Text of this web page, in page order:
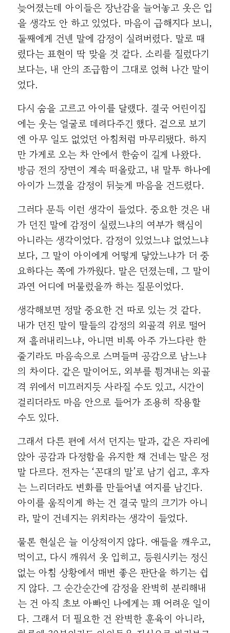
늦어졌는데 아이들은 장난감을 늘어놓고 옷은 입
을 생각도 안 하고 있었다. 마음이 급해지다 보니,
둘째에게 건넨 말에 감정이 실려버렸다. 말로 때
렸다는 표현이 딱 맞을 것 같다. 소리를 질렀다기
보다는, 내 안의 조급함이 그대로 얹혀 나간 말이
었다.
다시 숨을 고르고 아이를 달랬다. 결국 어린이집
에는 웃는 얼굴로 데려다주긴 했다. 겉으로 보기
엔 아무 일도 없었던 아침처럼 마무리됐다. 하지
만 가게로 오는 차 안에서 한숨이 길게 나왔다.
방금 전의 장면이 계속 떠올랐고, 내 말투 하나에
아이가 느꼈을 감정이 뒤늦게 마음을 건드렸다.
그러다 문득 이런 생각이 들었다. 중요한 것은 내
가 던진 말에 감정이 실렸느냐의 여부가 핵심이
아니라는 생각이었다. 감정이 있었느냐 없었느냐
보다, 그 말이 아이에게 어떻게 닿았느냐가 더 중
요하다는 쪽에 가까웠다. 말은 던졌는데, 그 말이
과연 어디에 머물렀을까 하는 질문이었다.
생각해보면 정말 중요한 건 따로 있는 것 같다.
내가 던진 말이 딸들의 감정의 외골격 위로 떨어
져 흘러내리느냐, 아니면 비록 아주 가느다란 한
줄기라도 마음속으로 스며들며 공감으로 남느냐
의 차이다. 같은 말이어도, 외부를 튕겨내는 외골
격 위에서 미끄러지듯 사라질 수도 있고, 시간이
걸리더라도 마음 안으로 들어가 조용히 작용할
수도 있다.
그래서 다른 편에 서서 던지는 말과, 같은 자리에
앉아 공감과 다정함을 유지한 채 건네는 말은 정
말 다르다. 전자는 ‘꼰대의 말’로 남기 쉽고, 후자
는 느리더라도 변화를 만들어낼 여지를 남긴다.
아이를 움직이게 하는 건 결국 말의 크기가 아니
라, 말이 건네지는 위치라는 생각이 들었다.
물론 현실은 늘 이상적이지 않다. 애들을 깨우고,
먹이고, 다시 깨워서 옷 입히고, 등원시키는 정신
없는 아침 상황에서 매번 좋은 판단을 하기는 쉽
지 않다. 그 순간순간에 감정을 완벽히 분리해내
는 건 아직 초보 아빠인 나에게는 꽤 어려운 일이
다. 그래서 더 필요한 건 완벽한 훈육이 아니라,